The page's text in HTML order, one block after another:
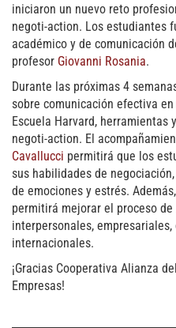
iniciaron un nuevo reto
negoti-action. Los estudiantes
académico y de comunicación
profesor Giovanni Rosania.
Durante las próximas 4
sobre comunicación efectiva
Escuela Harvard, herramientas
negoti-action. El
Cavallucci permitirá que los
sus habilidades de
de emociones y estrés.
permitirá mejorar el proceso
interpersonales,
internacionales.
¡Gracias Cooperativa Alianza
Empresas!